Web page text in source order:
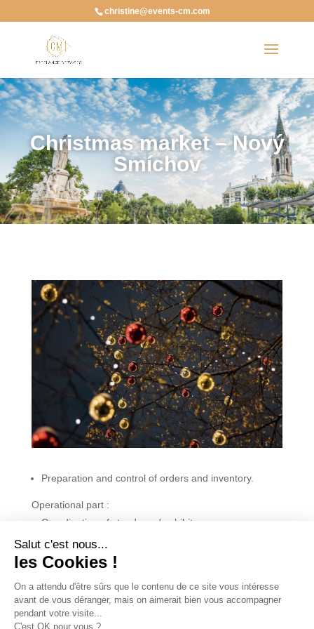
christine@events-cm.com
Christmas market – Nový
Smíchov
Preparation and control of orders and inventory.
Operational part :
Coordination of stands and exhibitors
Supervision of on-site staff
Ensure that the market runs smoothly:
Salut c'est nous...
les Cookies !
On a attendu d'être sûrs que le contenu de ce site vous intéresse
avant de vous déranger, mais on aimerait bien vous accompagner
pendant votre visite...
C'est OK pour vous ?